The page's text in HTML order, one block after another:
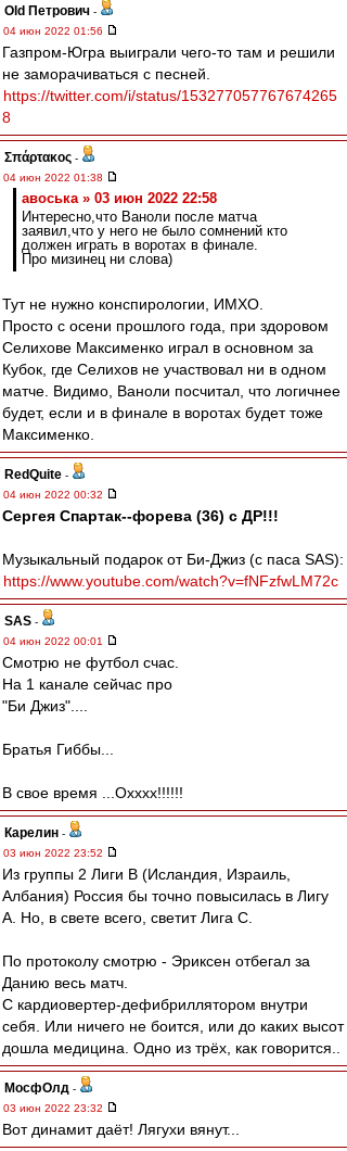
Old Петрович -
04 июн 2022 01:56
Газпром-Югра выиграли чего-то там и решили
не заморачиваться с песней.
https://twitter.com/i/status/153277057767674265
8
Σπάρτακος -
04 июн 2022 01:38
авоська » 03 июн 2022 22:58
Интересно,что Ваноли после матча
заявил,что у него не было сомнений кто
должен играть в воротах в финале.
Про мизинец ни слова)
Тут не нужно конспирологии, ИМХО.
Просто с осени прошлого года, при здоровом
Селихове Максименко играл в основном за
Кубок, где Селихов не участвовал ни в одном
матче. Видимо, Ваноли посчитал, что логичнее
будет, если и в финале в воротах будет тоже
Максименко.
RedQuite -
04 июн 2022 00:32
Сергея Cпартак--форева (36) с ДР!!!
Музыкальный подарок от Би-Джиз (с паса SAS):
https://www.youtube.com/watch?v=fNFzfwLM72c
SAS -
04 июн 2022 00:01
Смотрю не футбол счас.
На 1 канале сейчас про
"Би Джиз"....
Братья Гиббы...
В свое время ...Охххх!!!!!!
Карелин -
03 июн 2022 23:52
Из группы 2 Лиги В (Исландия, Израиль,
Албания) Россия бы точно повысилась в Лигу
А. Но, в свете всего, светит Лига С.
По протоколу смотрю - Эриксен отбегал за
Данию весь матч.
С кардиовертер-дефибриллятором внутри
себя. Или ничего не боится, или до каких высот
дошла медицина. Одно из трёх, как говорится..
МосфОлд -
03 июн 2022 23:32
Вот динамит даёт! Лягухи вянут...